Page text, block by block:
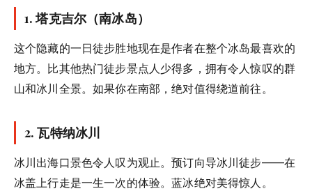
1.塔克吉尔（南冰岛）
这个隐藏的一日徒步胜地现在是作者在整个冰岛最喜欢的
地方。比其他热门徒步景点人少得多，拥有令人惊叹的群
山和冰川全景。如果你在南部，绝对值得绕道前往。
2.瓦特纳冰川
冰川出海口景色令人叹为观止。预订向导冰川徒步——在
冰盖上行走是一生一次的体验。蓝冰绝对美得惊人。